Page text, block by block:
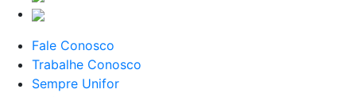
Fale Conosco
Trabalhe Conosco
Sempre Unifor